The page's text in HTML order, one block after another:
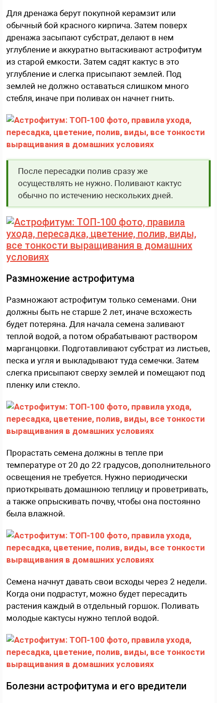
Для дренажа берут покупной керамзит или
обычный бой красного кирпича. Затем поверх
дренажа засыпают субстрат, делают в нем
углубление и аккуратно вытаскивают астрофитум
из старой емкости. Затем садят кактус в это
углубление и слегка присыпают землей. Под
землей не должно оставаться слишком много
стебля, иначе при поливах он начнет гнить.
После пересадки полив сразу же
осуществлять не нужно. Поливают кактус
обычно по истечению нескольких дней.
Размножение астрофитума
Размножают астрофитум только семенами. Они
должны быть не старше 2 лет, иначе всхожесть
будет потеряна. Для начала семена заливают
теплой водой, а потом обрабатывают раствором
марганцовки. Подготавливают субстрат из листьев,
песка и угля и выкладывают туда семечки. Затем
слегка присыпают сверху землей и помещают под
пленку или стекло.
Прорастать семена должны в тепле при
температуре от 20 до 22 градусов, дополнительного
освещения не требуется. Нужно периодически
приоткрывать домашнюю теплицу и проветривать,
а также опрыскивать почву, чтобы она постоянно
была влажной.
Семена начнут давать свои всходы через 2 недели.
Когда они подрастут, можно будет пересадить
растения каждый в отдельный горшок. Поливать
молодые кактусы нужно теплой водой.
Болезни астрофитума и его вредители